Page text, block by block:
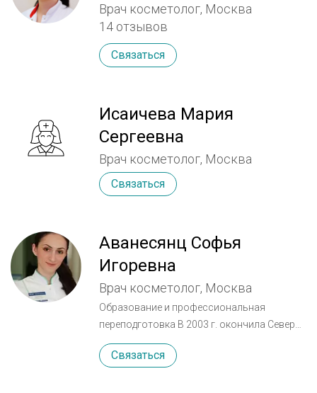
Врач косметолог, Москва
14 отзывов
Связаться
Исаичева Мария
Сергеевна
Врач косметолог, Москва
Связаться
Аванесянц Софья
Игоревна
Врач косметолог, Москва
Образование и профессиональная
переподготовка В 2003 г. окончила Северо-
Осетинскую Государственную
медицинскую академию по специальности
Связаться